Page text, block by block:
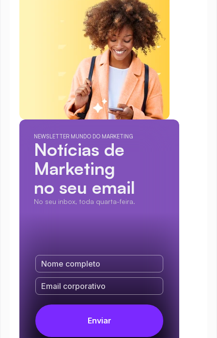
NEWSLETTER MUNDO DO MARKETING
Notícias de
Marketing
no seu email
No seu inbox, toda quarta-feira.